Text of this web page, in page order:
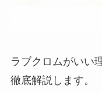
ラブクロムがいい
徹底解説します。